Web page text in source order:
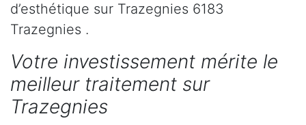
d’esthétique sur Trazegnies 6183
Trazegnies .
Votre investissement mérite le
meilleur traitement sur
Trazegnies